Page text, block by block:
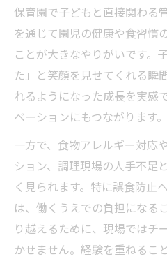
保育園で子どもと直接関わる
を通じて園児の健康や食習慣
ことが大きなやりがいです。
た」と笑顔を見せてくれる瞬
れるようになった成長を実感
ベーションにもつながります。
一方で、食物アレルギー対応
ション、調理現場の人手不足
く見られます。特に誤食防止
は、働くうえでの負担になる
り越えるために、現場ではチ
かせません。経験を重ねるこ